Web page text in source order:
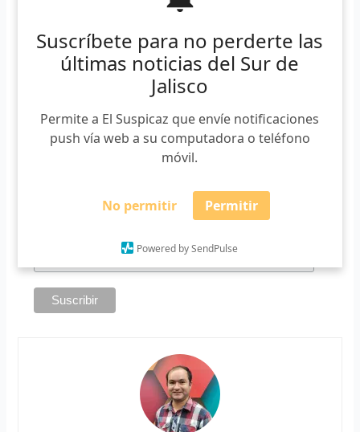
Suscríbete para no perderte las
últimas noticias del Sur de
Jalisco
Permite a El Suspicaz que envíe notificaciones
push vía web a su computadora o teléfono
móvil.
No permitir Permitir
Powered by SendPulse
intermediarios”, agregó el organizador.
Las actividades se realizarán del 18 al 27 de agosto en
familia que van desde obras de teatro, danza y concierto
de orquesta.